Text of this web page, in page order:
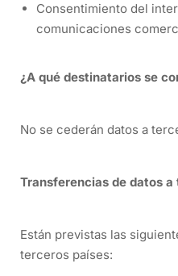
Consentimiento del
comunicaciones
¿A qué destinatarios se
No se cederán datos a
Transferencias de datos
Están previstas las
terceros países: